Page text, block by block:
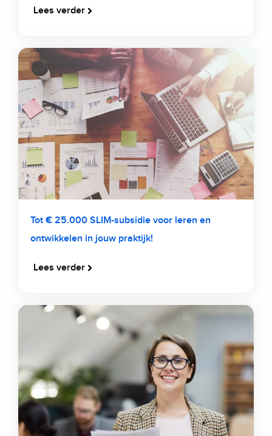
Lees verder
Tot € 25.000 SLIM-subsidie voor leren en
ontwikkelen in jouw praktijk!
Lees verder